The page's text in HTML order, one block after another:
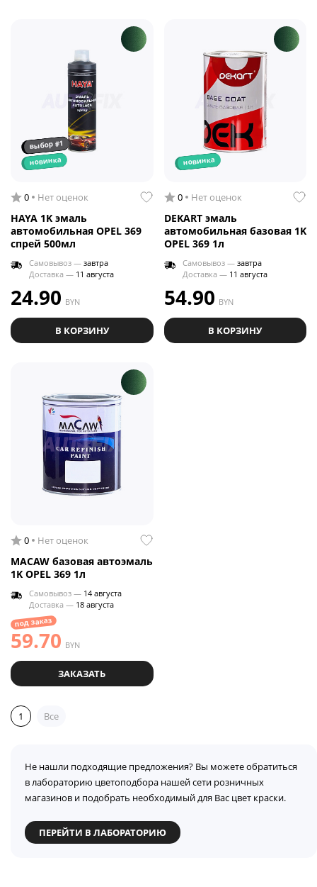
выбор #1
новинка
0 Нет оценок
HAYA 1K эмаль
автомобильная OPEL 369
спрей 500мл
Самовывоз — завтра
Доставка — 11 августа
24.90 BYN
В КОРЗИНУ
новинка
0 Нет оценок
DEKART эмаль
автомобильная базовая 1K
OPEL 369 1л
Самовывоз — завтра
Доставка — 11 августа
54.90 BYN
В КОРЗИНУ
0 Нет оценок
MACAW базовая автоэмаль
1K OPEL 369 1л
Самовывоз — 14 августа
Доставка — 18 августа
под заказ
59.70 BYN
ЗАКАЗАТЬ
1 Все
Не нашли подходящие предложения? Вы можете обратиться
в лабораторию цветоподбора нашей сети розничных
магазинов и подобрать необходимый для Вас цвет краски.
ПЕРЕЙТИ В ЛАБОРАТОРИЮ